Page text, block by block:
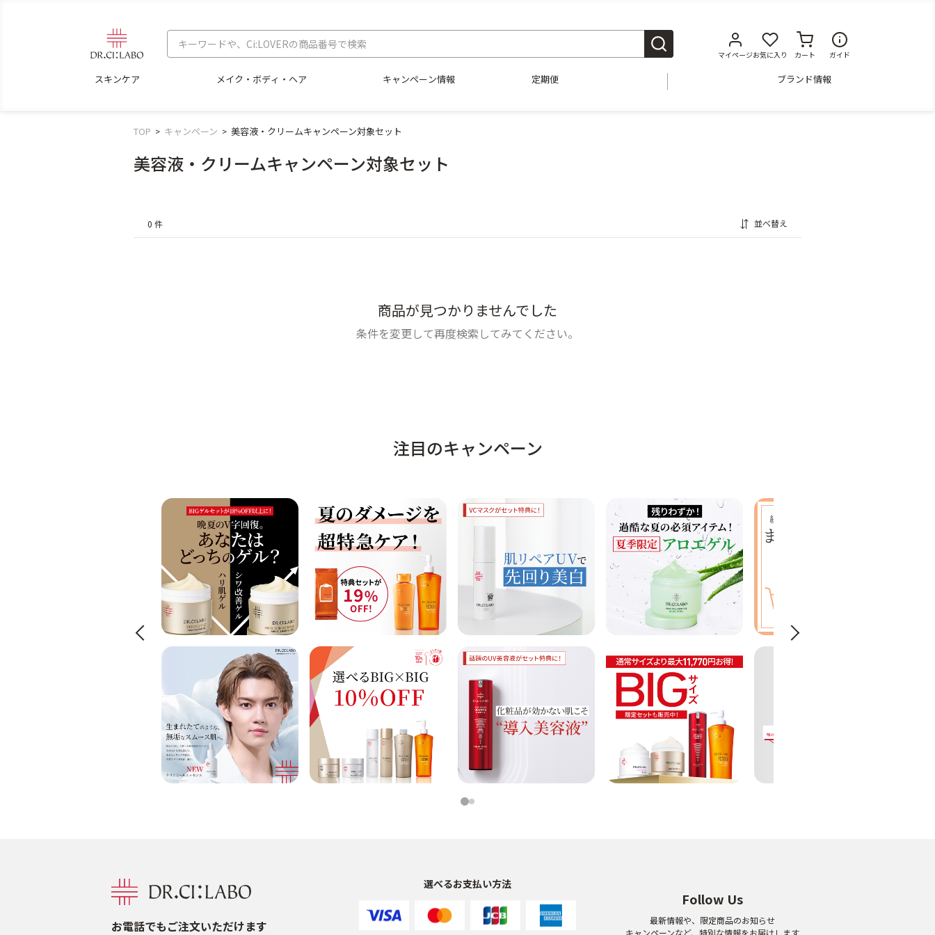
マイページお気に入り カート ガイド
スキンケア メイク・ボディ・ヘア キャンペーン情報 定期便 ブランド情報
TOP キャンペーン 美容液・クリームキャンペーン対象セット
美容液・クリームキャンペーン対象セット
0 件 並べ替え
商品が見つかりませんでした
条件を変更して再度検索してみてください。
注目のキャンペーン
Previous Next
12
お電話でもご注文いただけます
選べるお支払い方法
Follow Us
最新情報や、限定商品のお知らせ
キャンペーンなど、特別な情報をお届けします